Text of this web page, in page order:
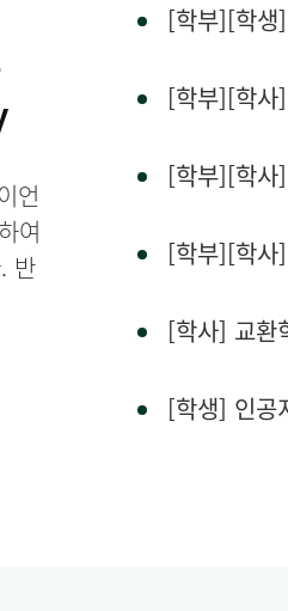
언
여
반
:
[학부][학
[학부][학사
[학부][학사
[학사] 교환
[학생] 인공